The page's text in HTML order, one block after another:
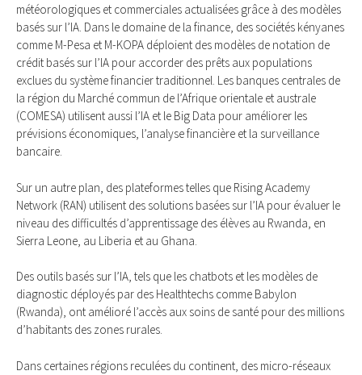
météorologiques et commerciales actualisées grâce à des modèles
basés sur l’IA. Dans le domaine de la finance, des sociétés kényanes
comme M-Pesa et M-KOPA déploient des modèles de notation de
crédit basés sur l’IA pour accorder des prêts aux populations
exclues du système financier traditionnel. Les banques centrales de
la région du Marché commun de l’Afrique orientale et australe
(COMESA) utilisent aussi l’IA et le Big Data pour améliorer les
prévisions économiques, l’analyse financière et la surveillance
bancaire.
Sur un autre plan, des plateformes telles que Rising Academy
Network (RAN) utilisent des solutions basées sur l’IA pour évaluer le
niveau des difficultés d’apprentissage des élèves au Rwanda, en
Sierra Leone, au Liberia et au Ghana.
Des outils basés sur l’IA, tels que les chatbots et les modèles de
diagnostic déployés par des Healthtechs comme Babylon
(Rwanda), ont amélioré l’accès aux soins de santé pour des millions
d’habitants des zones rurales.
Dans certaines régions reculées du continent, des micro-réseaux